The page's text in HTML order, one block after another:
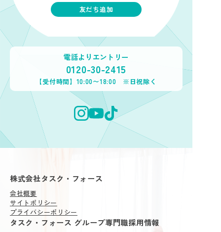
友だち追加
電話よりエントリー
0120-30-2415
【受付時間】10:00〜18:00 ※日祝除く
株式会社タスク・フォース
会社概要
サイトポリシー
プライバシーポリシー
タスク・フォース グループ専門職採用情報